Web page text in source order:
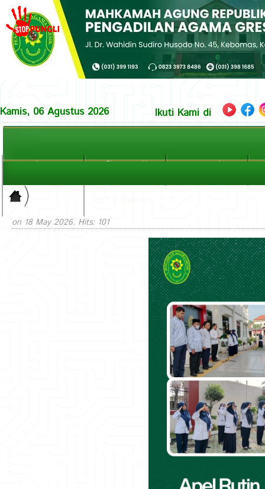
Kamis, 06 Agustus 2026 Ikuti Kami di
Beranda Profil Pengadilan Layanan Hukum
PPID
Berita
on 18 May 2026. Hits: 101